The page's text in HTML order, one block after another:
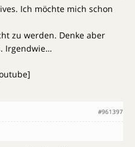
Ich möchte mich schon
zu werden. Denke aber
Irgendwie…
#961397